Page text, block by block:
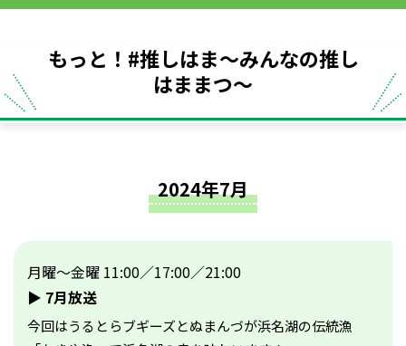
もっと！#推しはま〜みんなの推し
はままつ〜
2024年7月
月曜〜金曜 11:00／17:00／21:00
▶︎ 7月放送
今回はうるとらブギーズとぬまんづが浜名湖の伝統漁